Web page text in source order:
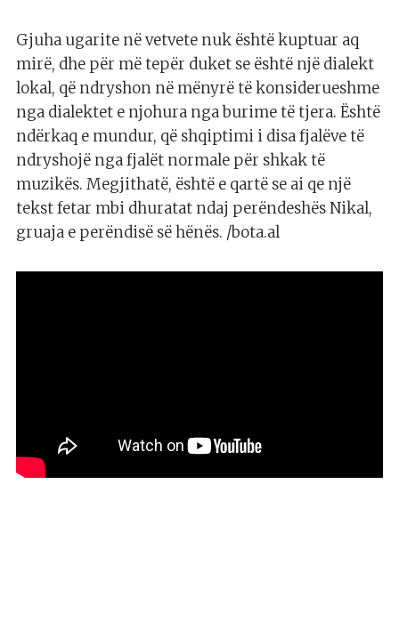
Gjuha ugarite në vetvete nuk është kuptuar aq
mirë, dhe për më tepër duket se është një dialekt
lokal, që ndryshon në mënyrë të konsiderueshme
nga dialektet e njohura nga burime të tjera. Është
ndërkaq e mundur, që shqiptimi i disa fjalëve të
ndryshojë nga fjalët normale për shkak të
muzikës. Megjithatë, është e qartë se ai qe një
tekst fetar mbi dhuratat ndaj perëndeshës Nikal,
gruaja e perëndisë së hënës. /bota.al